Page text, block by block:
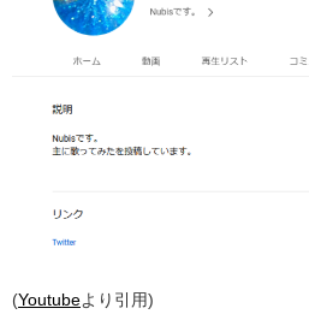
(Youtubeより引用)